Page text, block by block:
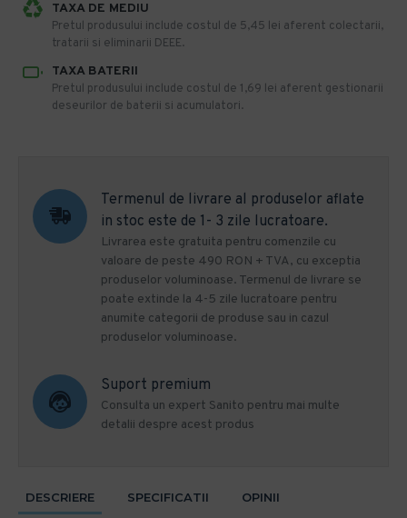
TAXA DE MEDIU
Pretul produsului include costul de 5,45 lei aferent colectarii,
tratarii si eliminarii DEEE.
TAXA BATERII
Pretul produsului include costul de 1,69 lei aferent gestionarii
deseurilor de baterii si acumulatori.
Termenul de livrare al produselor aflate
in stoc este de 1- 3 zile lucratoare.
Livrarea este gratuita pentru comenzile cu
valoare de peste 490 RON + TVA, cu exceptia
produselor voluminoase. Termenul de livrare se
poate extinde la 4-5 zile lucratoare pentru
anumite categorii de produse sau in cazul
produselor voluminoase.
Suport premium
Consulta un expert Sanito pentru mai multe
detalii despre acest produs
DESCRIERE SPECIFICATII
OPINII